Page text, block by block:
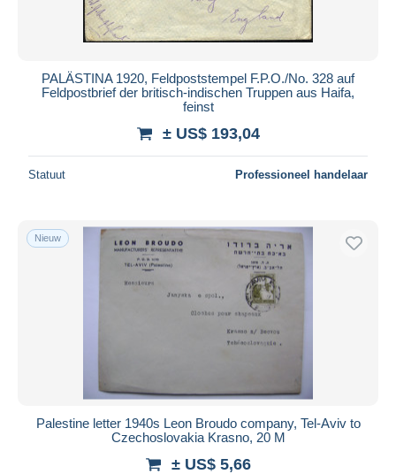
PALÄSTINA 1920, Feldpoststempel F.P.O./No. 328 auf
Feldpostbrief der britisch-indischen Truppen aus Haifa,
feinst
± US$ 193,04
Statuut Professioneel handelaar
Nieuw
Palestine letter 1940s Leon Broudo company, Tel-Aviv to
Czechoslovakia Krasno, 20 M
± US$ 5,66